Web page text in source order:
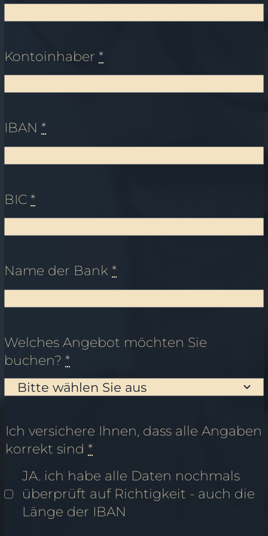
Kontoinhaber*
IBAN*
BIC*
Name der Bank*
Welches Angebot möchten Sie
buchen?*
Ich versichere Ihnen, dass alle Angaben
korrekt sind*
JA. ich habe alle Daten nochmals
überprüft auf Richtigkeit - auch die
Länge der IBAN